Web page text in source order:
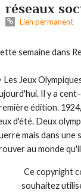
réseaux
Lien permanent
semaine dans
Jeux
Il y a
édition.
d'été. Deux
mais dans une
au monde
Ce copyright
souhaitez